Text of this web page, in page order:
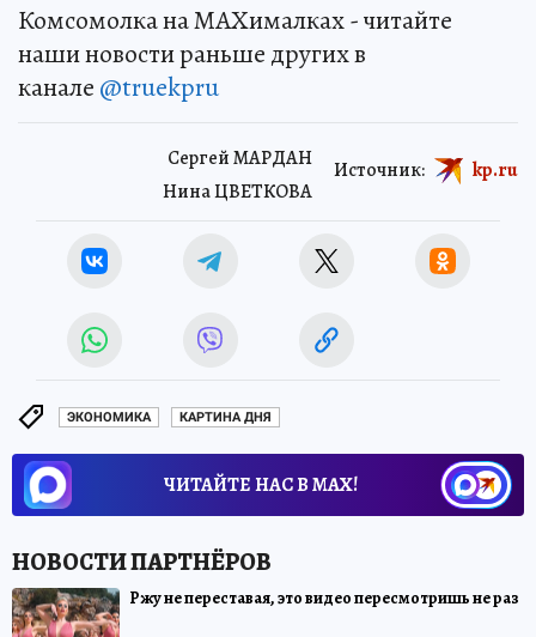
Комсомолка на MAXималках - читайте
наши новости раньше других в
канале @truekpru
Сергей МАРДАН
Нина ЦВЕТКОВА
Источник: kp.ru
ЭКОНОМИКА КАРТИНА ДНЯ
ЧИТАЙТЕ НАС В МАХ!
Ржу не переставая, это видео пересмотришь не раз